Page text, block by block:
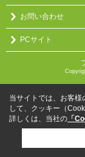
お問い合わせ
PCサイト
当サイトでは、お客様
して、クッキー（
詳しくは、当社の 「